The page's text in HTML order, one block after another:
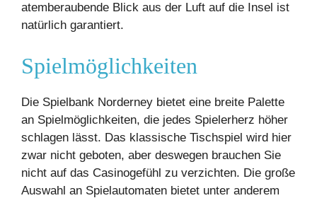
atemberaubende Blick aus der Luft auf die Insel ist
natürlich garantiert.
Spielmöglichkeiten
Die Spielbank Norderney bietet eine breite Palette
an Spielmöglichkeiten, die jedes Spielerherz höher
schlagen lässt. Das klassische Tischspiel wird hier
zwar nicht geboten, aber deswegen brauchen Sie
nicht auf das Casinogefühl zu verzichten. Die große
Auswahl an Spielautomaten bietet unter anderem